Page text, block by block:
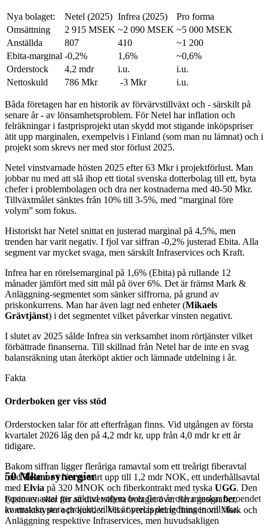
Nya bolaget: Netel (2025) Infrea (2025)
Pro forma
Omsättning
2 915 MSEK ~2 090 MSEK ~5 000 MSEK
Anställda
807 410
~1 200
Ebita-marginal -0,2% 1,6%
~0,6%
Orderstock
4,2 mdr i.u.
i.u.
Nettoskuld
786 Mkr -3 Mkr i.u.
Båda företagen har en historik av förvärvstillväxt och - särskilt på
senare år - av lönsamhetsproblem. För Netel har inflation och
felräkningar i fastprisprojekt utan skydd mot stigande inköpspriser
ätit upp marginalen, exempelvis i Finland (som man nu lämnat) och i
projekt som skrevs ner med stor förlust 2025.
Netel vinstvarnade hösten 2025 efter 63 Mkr i projektförlust. Man
jobbar nu med att slå ihop ett tiotal svenska dotterbolag till ett, byta
chefer i problembolagen och dra ner kostnaderna med 40-50 Mkr.
Tillväxtmålet sänktes från 10% till 3-5%, med “marginal före
volym” som fokus.
Historiskt har Netel snittat en justerad marginal på 4,5%, men
trenden har varit negativ. I fjol var siffran -0,2% justerad Ebita. Alla
segment var mycket svaga, men särskilt Infraservices och Kraft.
Infrea har en rörelsemarginal på 1,6% (Ebita) på rullande 12
månader jämfört med sitt mål på över 6%. Det är främst Mark &
Anläggning-segmentet som sänker siffrorna, på grund av
priskonkurrens. Man har även lagt ned enheter (Mikaels
Grävtjänst) i det segmentet vilket påverkar vinsten negativt.
I slutet av 2025 sålde Infrea sin verksamhet inom rörtjänster vilket
förbättrade finanserna. Till skillnad från Netel har de inte en svag
balansräkning utan återköpt aktier och lämnade utdelning i år.
Fakta
Orderboken ger viss stöd
Orderstocken talar för att efterfrågan finns. Vid utgången av första
kvartalet 2026 låg den på 4,2 mdr kr, upp från 4,0 mdr kr ett år
tidigare.
Bakom siffran ligger fleråriga ramavtal som ett treårigt fiberavtal
medTelenori Norge värt upp till 1,2 mdr NOK, ett underhållsavtal
med Elvia på 320 MNOK och fiberkontrakt med tyska UGG. Den
typen av avtal ger säkrad volym över flera år och minskar beroendet
av enstaka stora projekt, vilket är precis det ledningen vill öka.
50 Mkr i synergier
Fusionen sker för att diversifiera bolaget över flera geografier,
kontraktstyper och kunder. Viss överlappning finns inom Mark och
Anläggning respektive Infraservices, men huvudsakligen